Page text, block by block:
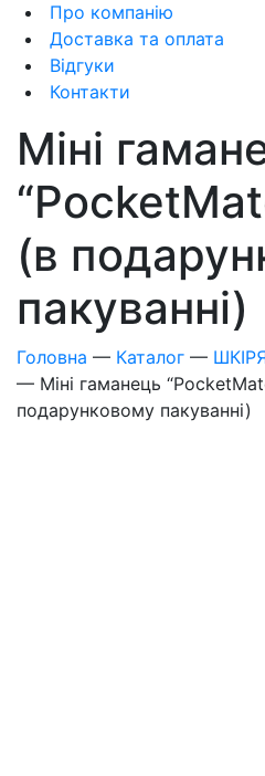
Про компанію
Доставка та оплата
Відгуки
Контакти
Міні
(в
пакуванні)
Головна — Каталог —
— Міні гаманець
подарунковому пакуванні)